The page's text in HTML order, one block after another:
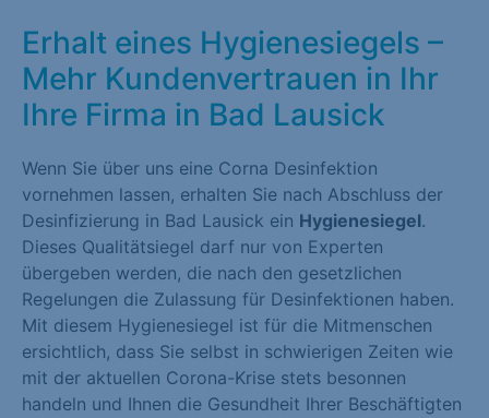
Erhalt eines Hygienesiegels –
Mehr Kundenvertrauen in Ihr
Ihre Firma in Bad Lausick
Wenn Sie über uns eine Corna Desinfektion
vornehmen lassen, erhalten Sie nach Abschluss der
Desinfizierung in Bad Lausick ein Hygienesiegel.
Dieses Qualitätsiegel darf nur von Experten
übergeben werden, die nach den gesetzlichen
Regelungen die Zulassung für Desinfektionen haben.
Mit diesem Hygienesiegel ist für die Mitmenschen
ersichtlich, dass Sie selbst in schwierigen Zeiten wie
mit der aktuellen Corona-Krise stets besonnen
handeln und Ihnen die Gesundheit Ihrer Beschäftigten